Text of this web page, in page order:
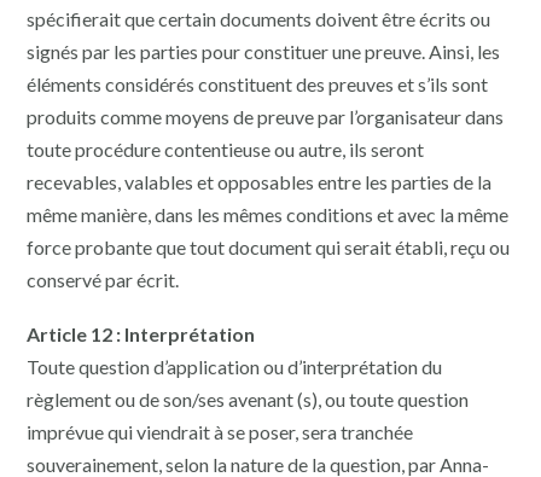
spécifierait que certain documents doivent être écrits ou
signés par les parties pour constituer une preuve. Ainsi, les
éléments considérés constituent des preuves et s’ils sont
produits comme moyens de preuve par l’organisateur dans
toute procédure contentieuse ou autre, ils seront
recevables, valables et opposables entre les parties de la
même manière, dans les mêmes conditions et avec la même
force probante que tout document qui serait établi, reçu ou
conservé par écrit.
Article 12 : Interprétation
Toute question d’application ou d’interprétation du
règlement ou de son/ses avenant (s), ou toute question
imprévue qui viendrait à se poser, sera tranchée
souverainement, selon la nature de la question, par Anna-